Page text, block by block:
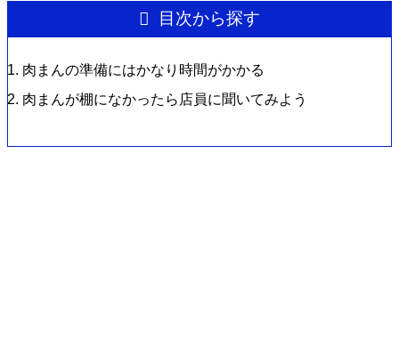
目次から探す
肉まんの準備にはかなり時間がかかる
肉まんが棚になかったら店員に聞いてみよう